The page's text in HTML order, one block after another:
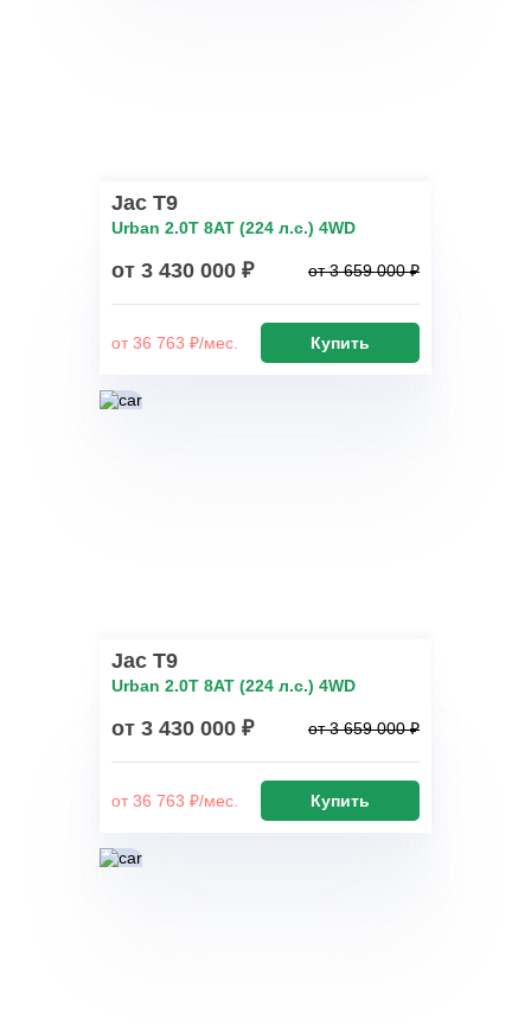
Jac T9
Urban 2.0T 8AT (224 л.с.) 4WD
от 3 430 000 ₽ от 3 659 000 ₽
от 36 763 ₽/мес. Купить
Jac T9
Urban 2.0T 8AT (224 л.с.) 4WD
от 3 430 000 ₽ от 3 659 000 ₽
от 36 763 ₽/мес. Купить